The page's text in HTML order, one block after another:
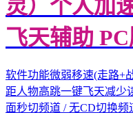
灵）个人加
飞天辅助
软件功能微弱移速(走路+
距人物高跳一键飞天减少
面秒切频道 / 无CD切换频